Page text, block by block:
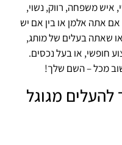
איש משפחה, רווק, נשוי,
אם אתה אלמן או בין אם יש
שאתה בעלים של מותג,
חופשי, או בעל נכסים.
מכל – השם שלך!
מגוגל